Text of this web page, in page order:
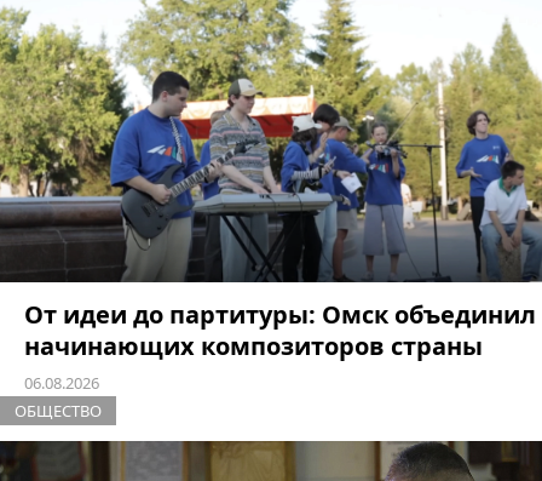
От идеи до партитуры: Омск объединил
начинающих композиторов страны
06.08.2026
ОБЩЕСТВО